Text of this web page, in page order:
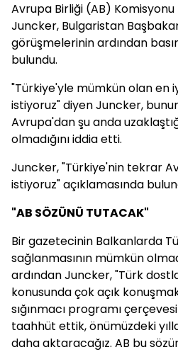
Avrupa Birliği (AB)
Juncker, Bulgaristan
görüşmelerinin ardından
bulundu.
"Türkiye'yle mümkün olan en
istiyoruz" diyen Juncker,
Avrupa'dan şu anda
olmadığını iddia etti.
Juncker, "Türkiye'nin tekrar
istiyoruz" açıklamasında
"AB SÖZÜNÜ TUTACAK"
Bir gazetecinin Balkanlarda
sağlanmasının mümkün
ardından Juncker, "Türk
konusunda çok açık
sığınmacı programı
taahhüt ettik, önümüzdeki
daha aktaracağız. AB bu